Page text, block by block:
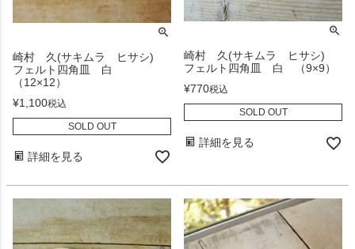
崎村 久(サキムラ ヒサシ)
フェルト四角皿 白
（12×12）
¥1,100税込
SOLD OUT
詳細を見る
崎村 久(サキムラ ヒサシ)
フェルト四角皿 白 （9×9）
¥770税込
SOLD OUT
詳細を見る